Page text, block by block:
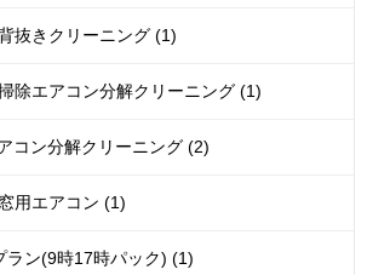
抜きクリーニング (1)
除エアコン分解クリーニング (1)
コン分解クリーニング (2)
用エアコン (1)
ラン(9時17時パック) (1)